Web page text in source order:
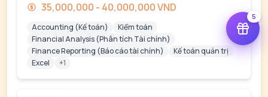
35,000,000 - 40,000,000 VND
Accounting (Kế toán)
Kiểm toán
Financial Analysis (Phân tích Tài chính)
Finance Reporting (Báo cáo tài chính)
Kế toán quản trị
Excel
+1
5